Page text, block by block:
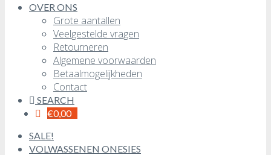
OVER ONS
Grote aantallen
Veelgestelde vragen
Retourneren
Algemene voorwaarden
Betaalmogelijkheden
Contact
SEARCH
€0,00
SALE!
VOLWASSENEN ONESIES